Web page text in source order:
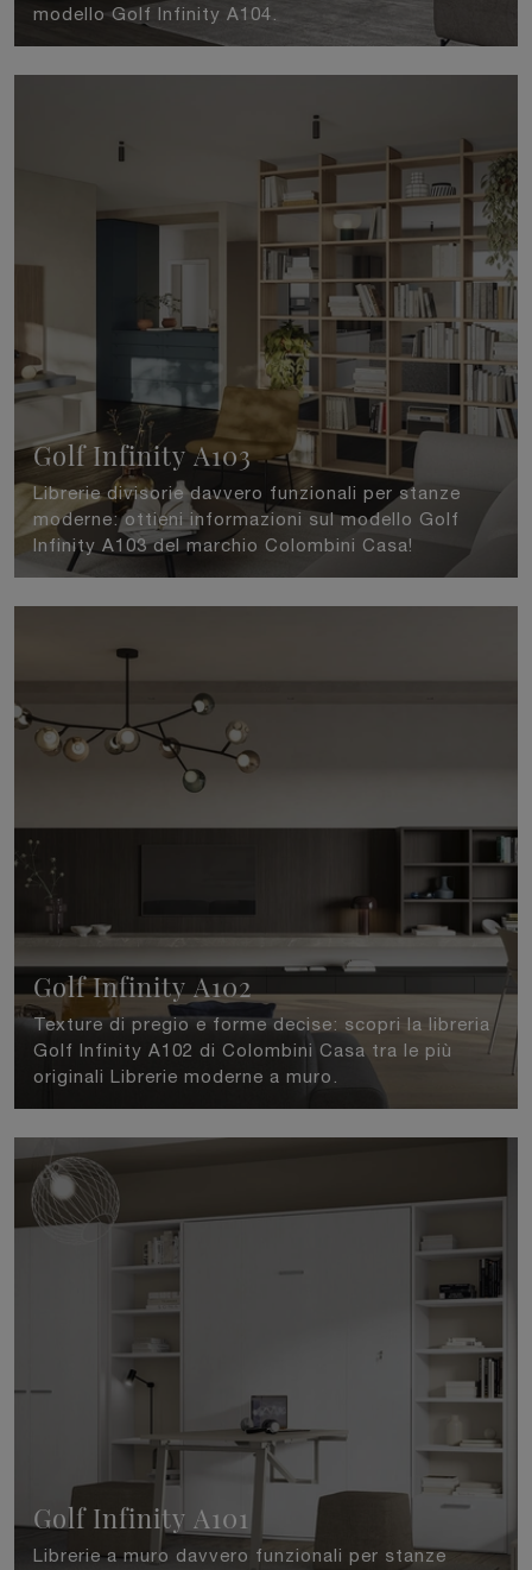
modello Golf Infinity A104.
Golf Infinity A103
Librerie divisorie davvero funzionali per stanze
moderne: ottieni informazioni sul modello Golf
Infinity A103 del marchio Colombini Casa!
Golf Infinity A102
Texture di pregio e forme decise: scopri la libreria
Golf Infinity A102 di Colombini Casa tra le più
originali Librerie moderne a muro.
Golf Infinity A101
Librerie a muro davvero funzionali per stanze